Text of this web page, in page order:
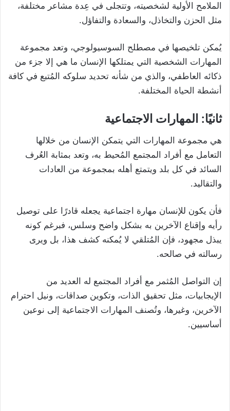
الملامح الأولية لشخصيته، وتتجلى في عِدة مشاعر مختلفة،
مثل الحزن والتخاذل، والسعادة والتفاؤل.
يُمكن تلخيصها في مصطلح السوسيولوجي، وتعد مجموعة
المهارات الشخصية التي يمتلكها الإنسان ما هي إلا جزء من
ذكائه العاطفي، والذي من شأنه تحديد سلوكه المُتبع في كافة
أنشطة الحياة المختلفة.
ثانيًا: المهارات الاجتماعية
هي مجموعة المهارات التي يتمكن الإنسان من خلالها
التعامل مع أفراد المجتمع المُحيط به، وتعد بمثابة العُرف
السائد في كل بلد ويتمتع أهله بمجموعة من العادات
والتقاليد.
فأن يكون للإنسان مهارة اجتماعية يجعله قادرًا على توصيل
رأيه وإقناع الآخرين به بشكل واضح وسلس، فبرغم كونه
يبذل مجهود، فإن المُتلقي لا يُمكنه كشف هذا، بل ويرى
رسالته في صالحه.
إن التواصل المُثمر مع أفراد المجتمع له العديد من
الإيجابيات، مثل تحقيق الذات، وتكوين صداقات، ونيل احترام
الآخرين، وغيرها، وتُصنف المهارات الاجتماعية إلى نوعين
أساسيين.